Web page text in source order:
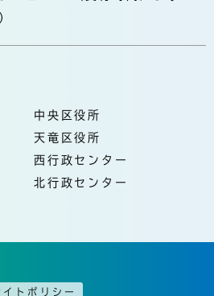
中央区役所
天竜区役所
西行政センター
北行政センター
イトポリシー